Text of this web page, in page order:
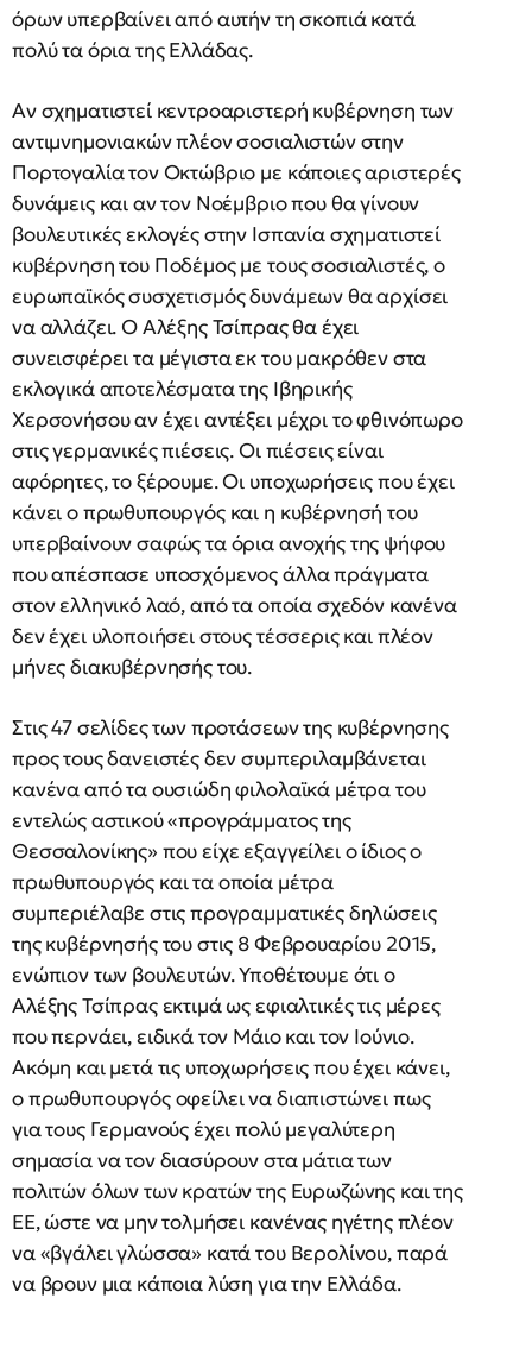
όρων υπερβαίνει από αυτήν τη σκοπιά κατά
πολύ τα όρια της Ελλάδας.
Αν σχηματιστεί κεντροαριστερή κυβέρνηση των
αντιμνημονιακών πλέον σοσιαλιστών στην
Πορτογαλία τον Οκτώβριο με κάποιες αριστερές
δυνάμεις και αν τον Νοέμβριο που θα γίνουν
βουλευτικές εκλογές στην Ισπανία σχηματιστεί
κυβέρνηση του Ποδέμος με τους σοσιαλιστές, ο
ευρωπαϊκός συσχετισμός δυνάμεων θα αρχίσει
να αλλάζει. Ο Αλέξης Τσίπρας θα έχει
συνεισφέρει τα μέγιστα εκ του μακρόθεν στα
εκλογικά αποτελέσματα της Ιβηρικής
Χερσονήσου αν έχει αντέξει μέχρι το φθινόπωρο
στις γερμανικές πιέσεις. Οι πιέσεις είναι
αφόρητες, το ξέρουμε. Οι υποχωρήσεις που έχει
κάνει ο πρωθυπουργός και η κυβέρνησή του
υπερβαίνουν σαφώς τα όρια ανοχής της ψήφου
που απέσπασε υποσχόμενος άλλα πράγματα
στον ελληνικό λαό, από τα οποία σχεδόν κανένα
δεν έχει υλοποιήσει στους τέσσερις και πλέον
μήνες διακυβέρνησής του.
Στις 47 σελίδες των προτάσεων της κυβέρνησης
προς τους δανειστές δεν συμπεριλαμβάνεται
κανένα από τα ουσιώδη φιλολαϊκά μέτρα του
εντελώς αστικού «προγράμματος της
Θεσσαλονίκης» που είχε εξαγγείλει ο ίδιος ο
πρωθυπουργός και τα οποία μέτρα
συμπεριέλαβε στις προγραμματικές δηλώσεις
της κυβέρνησής του στις 8 Φεβρουαρίου 2015,
ενώπιον των βουλευτών. Υποθέτουμε ότι ο
Αλέξης Τσίπρας εκτιμά ως εφιαλτικές τις μέρες
που περνάει, ειδικά τον Μάιο και τον Ιούνιο.
Ακόμη και μετά τις υποχωρήσεις που έχει κάνει,
ο πρωθυπουργός οφείλει να διαπιστώνει πως
για τους Γερμανούς έχει πολύ μεγαλύτερη
σημασία να τον διασύρουν στα μάτια των
πολιτών όλων των κρατών της Ευρωζώνης και της
ΕΕ, ώστε να μην τολμήσει κανένας ηγέτης πλέον
να «βγάλει γλώσσα» κατά του Βερολίνου, παρά
να βρουν μια κάποια λύση για την Ελλάδα.